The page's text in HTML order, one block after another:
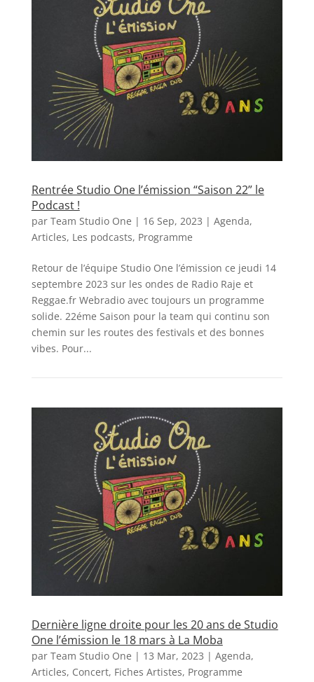
Rentrée Studio One l’émission “Saison 22” le
Podcast !
par Team Studio One | 16 Sep, 2023 | Agenda,
Articles, Les podcasts, Programme
Retour de l’équipe Studio One l’émission ce jeudi 14
septembre 2023 sur les ondes de Radio Raje et
Reggae.fr Webradio avec toujours un programme
solide. 22éme Saison pour la team qui continu son
chemin sur les routes des festivals et des bonnes
vibes. Pour...
Dernière ligne droite pour les 20 ans de Studio
One l’émission le 18 mars à La Moba
par Team Studio One | 13 Mar, 2023 | Agenda,
Articles, Concert, Fiches Artistes, Programme